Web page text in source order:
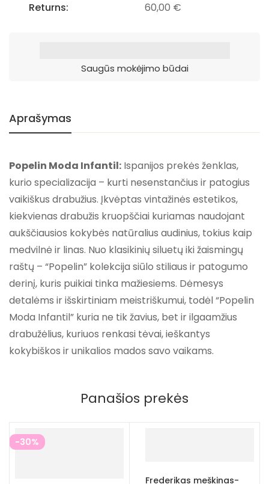
Returns:
60,00 €
Saugūs mokėjimo būdai
Aprašymas
Popelin Moda Infantil: Ispanijos prekės ženklas,
kurio specializacija – kurti nesenstančius ir patogius
vaikiškus drabužius. Įkvėptas vintažinės estetikos,
kiekvienas drabužis kruopščiai kuriamas naudojant
aukščiausios kokybės natūralius audinius, tokius kaip
medvilnė ir linas. Nuo klasikinių siluetų iki žaismingų
raštų – “Popelin” kolekcija siūlo stiliaus ir patogumo
derinį, kuris puikiai tinka mažiesiems. Dėmesys
detalėms ir išskirtiniam meistriškumui, todėl “Popelin
Moda Infantil” kuria ne tik žavius, bet ir ilgaamžius
drabužėlius, kuriuos renkasi tėvai, ieškantys
kokybiškos ir unikalios mados savo vaikams.
Panašios prekės
-30%
Frederikas meškinas-